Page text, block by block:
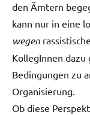
den Ämtern
kann nur in eine
wegen
KollegInnen dazu
Bedingungen zu
Organisierung.
Ob diese